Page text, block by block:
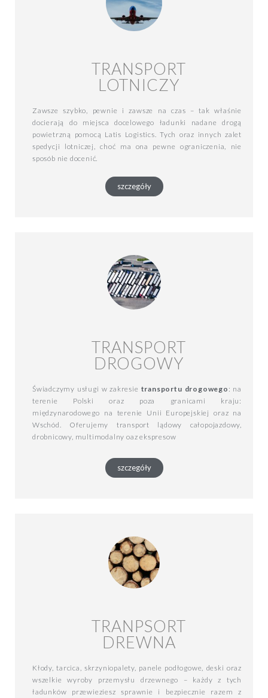
TRANSPORT
LOTNICZY
Zawsze szybko, pewnie i zawsze na czas – tak właśnie
docierają do miejsca docelowego ładunki nadane drogą
powietrzną pomocą Latis Logistics. Tych oraz innych zalet
spedycji lotniczej, choć ma ona pewne ograniczenia, nie
sposób nie docenić.
szczegóły
TRANSPORT
DROGOWY
Świadczymy usługi w zakresie transportu drogowego : na
terenie Polski oraz poza granicami kraju:
międzynarodowego na terenie Unii Europejskiej oraz na
Wschód. Oferujemy transport lądowy całopojazdowy,
drobnicowy, multimodalny oaz ekspresow
szczegóły
TRANPSORT
DREWNA
Kłody, tarcica, skrzyniopalety, panele podłogowe, deski oraz
wszelkie wyroby przemysłu drzewnego – każdy z tych
ładunków przewieziesz sprawnie i bezpiecznie razem z